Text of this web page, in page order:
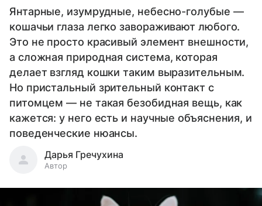
Янтарные, изумрудные, небесно-голубые —
кошачьи глаза легко завораживают любого.
Это не просто красивый элемент внешности,
а сложная природная система, которая
делает взгляд кошки таким выразительным.
Но пристальный зрительный контакт с
питомцем — не такая безобидная вещь, как
кажется: у него есть и научные объяснения, и
поведенческие нюансы.
Дарья Гречухина
Автор